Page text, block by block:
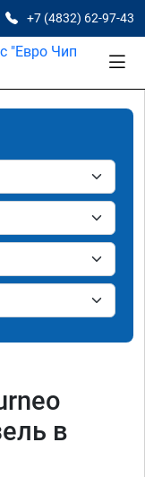
+7 (4832) 62-97-43
в